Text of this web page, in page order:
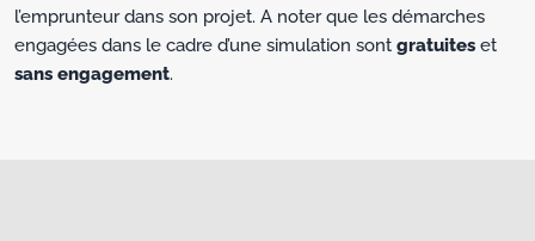
l’emprunteur dans son projet. A noter que les démarches
engagées dans le cadre d’une simulation sont gratuites et
sans engagement.